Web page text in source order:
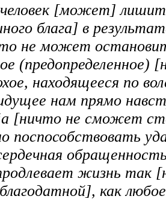
[может]
блага] в
не может
(предопределенное)
находящееся по
нам прямо
[ничто не сможет
поспособствовать
жизнь так
как